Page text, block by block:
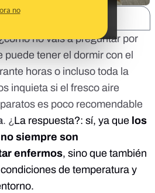
no
no vais a preguntar por
puede tener el dormir con el
horas o incluso toda la
inquieta si el fresco aire
es poco recomendable
. ¿La respuesta?: sí, ya que los
siempre son
enfermos, sino que también
de temperatura y